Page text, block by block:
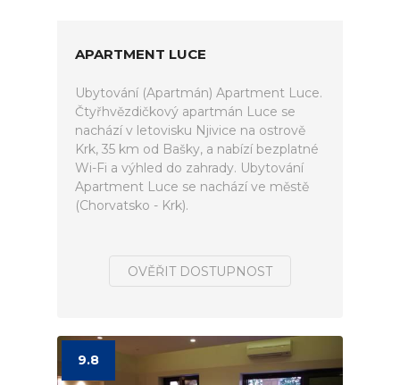
APARTMENT LUCE
Ubytování (Apartmán) Apartment Luce.
Čtyřhvězdičkový apartmán Luce se
nachází v letovisku Njivice na ostrově
Krk, 35 km od Bašky, a nabízí bezplatné
Wi-Fi a výhled do zahrady. Ubytování
Apartment Luce se nachází ve městě
(Chorvatsko - Krk).
OVĚŘIT DOSTUPNOST
9.8